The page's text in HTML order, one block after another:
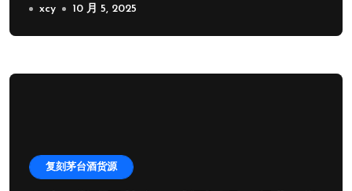
xcy 10 月 5, 2025
复刻茅台酒货源